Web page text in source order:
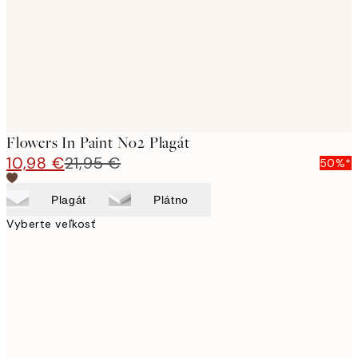
Flowers In Paint No2 Plagát
10,98 €21,95 € 50%*
Plagát Plátno
Vyberte veľkosť